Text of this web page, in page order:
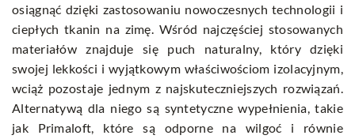
osiągnąć dzięki zastosowaniu nowoczesnych technologii i
ciepłych tkanin na zimę. Wśród najczęściej stosowanych
materiałów znajduje się puch naturalny, który dzięki
swojej lekkości i wyjątkowym właściwościom izolacyjnym,
wciąż pozostaje jednym z najskuteczniejszych rozwiązań.
Alternatywą dla niego są syntetyczne wypełnienia, takie
jak Primaloft, które są odporne na wilgoć i równie